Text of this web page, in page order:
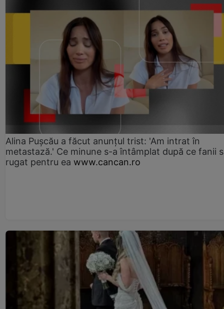
Alina Pușcău a făcut anunțul trist: 'Am intrat în
metastază.' Ce minune s-a întâmplat după ce fanii
rugat pentru ea www.cancan.ro